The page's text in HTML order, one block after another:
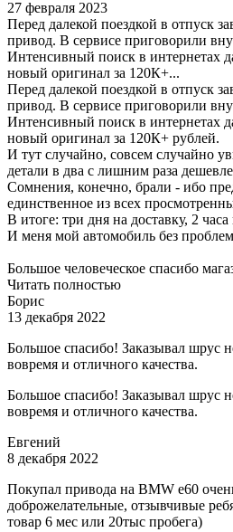
27 февраля 2023
Перед далекой поездкой в отпуск
привод. В сервисе приговорили
Интенсивный поиск в интернетах
новый оригинал за 120К+...
Перед далекой поездкой в отпуск
привод. В сервисе приговорили
Интенсивный поиск в интернетах
новый оригинал за 120К+ рублей.
И тут случайно, совсем случайно
детали в два с лишним раза
Сомнения, конечно, брали - ибо
единственное из всех
В итоге: три дня на доставку, 2 часа
И меня мой автомобиль без
Большое человеческое спасибо
Читать полностью
Борис
13 декабря 2022
Большое спасибо! Заказывал шрус
вовремя и отличного качества.
Большое спасибо! Заказывал шрус
вовремя и отличного качества.
Евгений
8 декабря 2022
Покупал привода на BMW e60
доброжелательные, отзывчивые
товар 6 мес или 20тыс пробега)